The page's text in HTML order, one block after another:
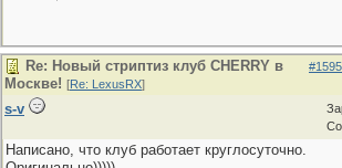
Re: Новый стриптиз клуб CHERRY в
Москве! [Re: LexusRX]
s-v
Написано, что клуб работает круглосуточно.